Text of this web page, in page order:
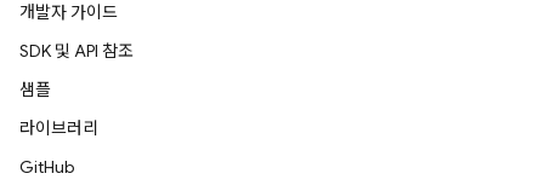
개발자 가이드
SDK 및 API 참조
샘플
라이브러리
GitHub